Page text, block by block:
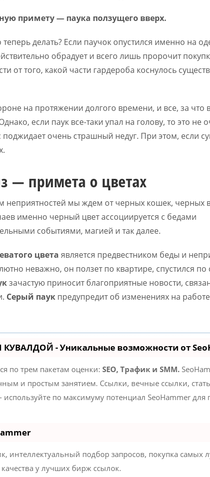
примету — паука ползущего вверх.
делать? Если паучок опустился именно на
обрадует и всего лишь пророчит
от того, какой части гардероба коснулось
на протяжении долгого времени, и все, за что
если паук все-таки упал на голову, то это не
поджидает очень страшный недуг. При этом, если
— примета о цветах
неприятностей мы ждем от черных кошек, черных
именно черный цвет ассоциируется с бедами
событиями, магией и так далее.
цвета является предвестником беды и
неважно, он ползет по квартире, спустился по
зачастую приносит благоприятные новости,
Серый паук предупредит об изменениях на
- Уникальные возможности от
по трем пакетам оценки: SEO, Трафик и SMM.
и простым занятием. Ссылки, вечные ссылки,
по максимуму потенциал SeoHammer
интеллектуальный подбор запросов, покупка самых
у лучших бирж ссылок.